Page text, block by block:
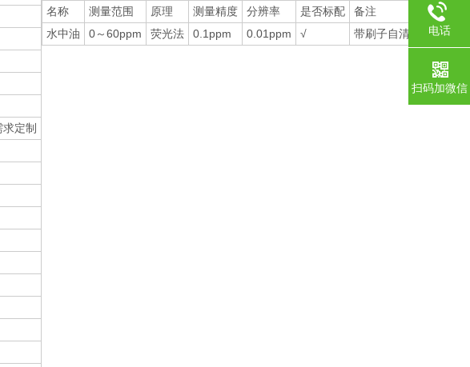
定制
名称 测量范围 原理 测量精度 分辨率 是否标配
备注
水中油
0～60ppm 荧光法 0.1ppm 0.01ppm √ 带刷子自清洁 电话
扫码加微信